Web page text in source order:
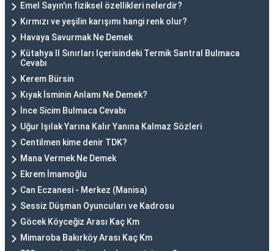
Emel Sayın'ın fiziksel özellikleri nelerdir?
Kırmızı ve yeşilin karışımı hangi renk olur?
Havaya Savurmak Ne Demek
Kütahya Il Sınırları Içerisindeki Termik Santral Bulmaca
Cevabı
Kerem Bürsin
Kıyak İsminin Anlamı Ne Demek?
İnce Sicim Bulmaca Cevabı
Uğur Işılak Yarına Kalır Yanına Kalmaz Sözleri
Centilmen kime denir TDK?
Mana Vermek Ne Demek
Ekrem İmamoğlu
Can Eczanesi - Merkez (Manisa)
Sessiz Düşman Oyuncuları ve Kadrosu
Göcek Köyceğiz Arası Kaç Km
Mimaroba Bakırköy Arası Kaç Km